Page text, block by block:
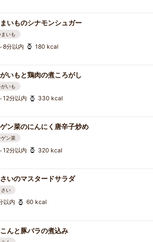
いものシナモンシュガー
まいも
8分以内 180 kcal
いもと鶏肉の煮ころがし
がいも
12分以内 330 kcal
ン菜のにんにく唐辛子炒め
ン菜
12分以内 320 kcal
いのマスタードサラダ
い
以内 60 kcal
んと豚バラの煮込み